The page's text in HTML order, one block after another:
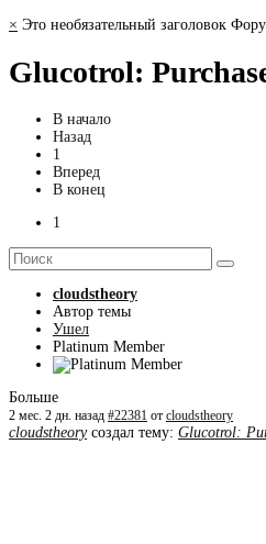
× Это необязательный заголовок
Glucotrol:
В начало
Назад
1
Вперед
В конец
1
cloudstheory
Автор темы
Ушел
Platinum Member
Больше
2 мес. 2 дн. назад #22381 от cloudstheory
cloudstheoryсоздал тему: Glucotrol: